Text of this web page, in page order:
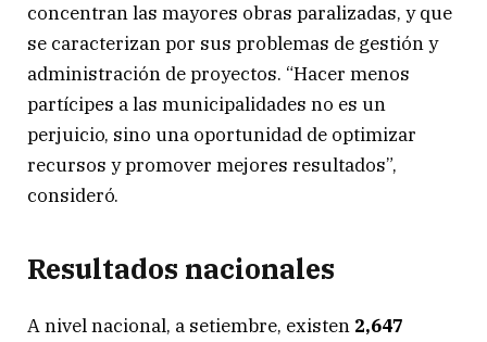
concentran las mayores obras paralizadas, y que
se caracterizan por sus problemas de gestión y
administración de proyectos. “Hacer menos
partícipes a las municipalidades no es un
perjuicio, sino una oportunidad de optimizar
recursos y promover mejores resultados”,
consideró.
Resultados nacionales
A nivel nacional, a setiembre, existen 2,647